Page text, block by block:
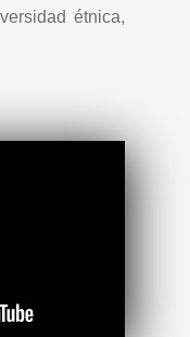
étnica,